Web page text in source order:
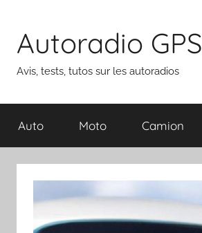
contenu
Autoradio GPS
Avis, tests, tutos sur les autoradios
Auto Moto Camion